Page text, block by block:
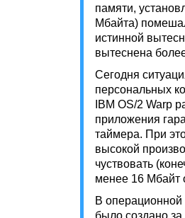
памяти,
Мбайта)
истинной
вытеснена
Сегодня
персональных
IBM OS/2 Warp
приложения
таймера. При
высокой
чуствовать
менее 16 Мбайт
В операционной
было создано